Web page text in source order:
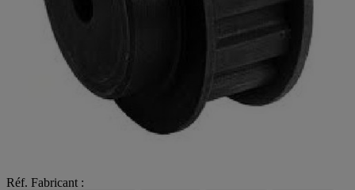
Réf. Fabricant :